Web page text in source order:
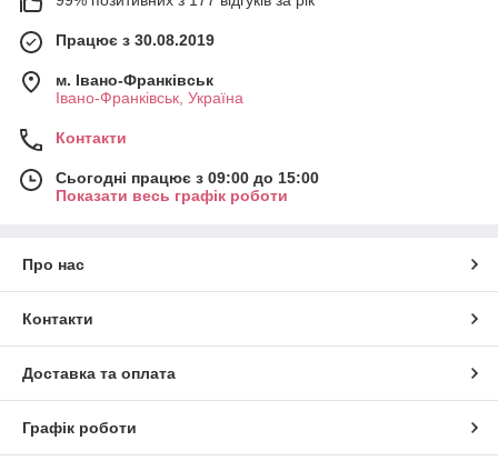
Працює з 30.08.2019
м. Івано-Франківськ
Івано-Франківськ, Україна
Контакти
Сьогодні працює з 09:00 до 15:00
Показати весь графік роботи
Про нас
Контакти
Доставка та оплата
Графік роботи